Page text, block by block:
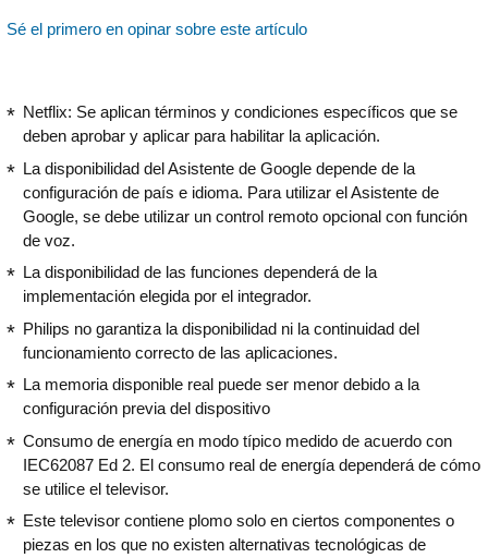
Sé el primero en opinar sobre este artículo
Netflix: Se aplican términos y condiciones específicos que se
deben aprobar y aplicar para habilitar la aplicación.
La disponibilidad del Asistente de Google depende de la
configuración de país e idioma. Para utilizar el Asistente de
Google, se debe utilizar un control remoto opcional con función
de voz.
La disponibilidad de las funciones dependerá de la
implementación elegida por el integrador.
Philips no garantiza la disponibilidad ni la continuidad del
funcionamiento correcto de las aplicaciones.
La memoria disponible real puede ser menor debido a la
configuración previa del dispositivo
Consumo de energía en modo típico medido de acuerdo con
IEC62087 Ed 2. El consumo real de energía dependerá de cómo
se utilice el televisor.
Este televisor contiene plomo solo en ciertos componentes o
piezas en los que no existen alternativas tecnológicas de